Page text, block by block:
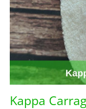
Kappa